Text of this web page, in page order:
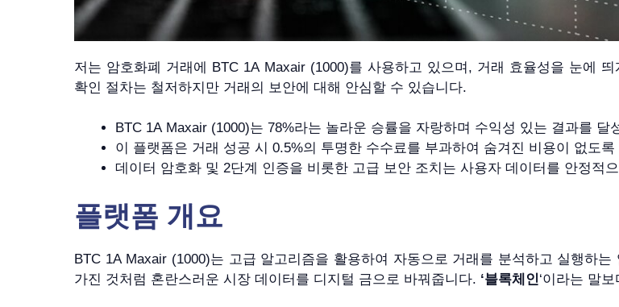
저는 암호화폐 거래에 BTC 1A Maxair (1000)를 사용하고 있으며, 거래 효율성을 눈에
확인 절차는 철저하지만 거래의 보안에 대해 안심할 수 있습니다.
BTC 1A Maxair (1000)는 78%라는 놀라운 승률을 자랑하며 수익성 있는 결과를
이 플랫폼은 거래 성공 시 0.5%의 투명한 수수료를 부과하여 숨겨진 비용이 없도록
데이터 암호화 및 2단계 인증을 비롯한 고급 보안 조치는 사용자 데이터를 안정적
플랫폼 개요
BTC 1A Maxair (1000)는 고급 알고리즘을 활용하여 자동으로 거래를 분석하고 실행하
가진 것처럼 혼란스러운 시장 데이터를 디지털 금으로 바꿔줍니다. ‘블록체인‘이라는 말